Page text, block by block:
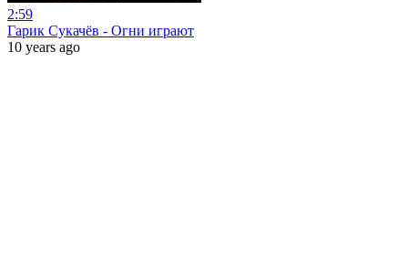
2:59
Гарик Сукачёв - Огни играют
10 years ago